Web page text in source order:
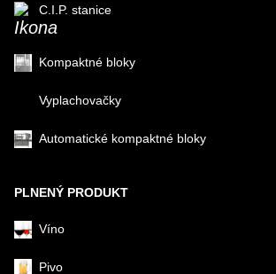
C.I.P. stanice
Kompaktné bloky
Vyplachovačky
Automatické kompaktné bloky
PLNENÝ PRODUKT
Víno
Pivo